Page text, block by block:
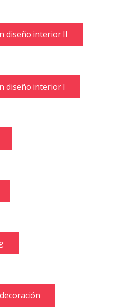
diseño interior II
diseño interior I